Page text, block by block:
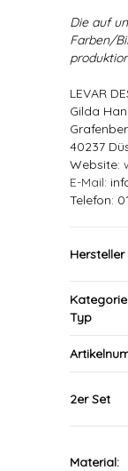
Die auf
Farben/
LEVAR
Gilda
40237
Website:
E-Mail:
Telefon:
Hersteller
Typ
2er Set
Material: